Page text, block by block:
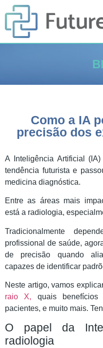
Como a IA
precisão dos
A Inteligência Artificial
tendência futurista e
medicina diagnóstica.
Entre as áreas mais
está a radiologia,
Tradicionalmente
profissional de saúde,
de precisão quando
capazes de identificar
Neste artigo, vamos
raio X, quais
pacientes, e muito mais.
O papel da
radiologia